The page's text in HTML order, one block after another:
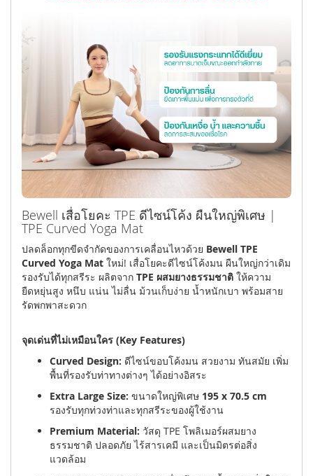
Bewell เสื่อโยคะ TPE ดีไซน์โค้ง ผืนใหญ่พิเศษ |
TPE Curved Yoga Mat
ปลดล็อกทุกขีดจำกัดของการเคลื่อนไหวด้วย Bewell TPE
Curved Yoga Mat ใหม่! เสื่อโยคะดีไซน์โค้งมน ผืนใหญ่กว่าเดิม
รองรับได้ทุกสรีระ ผลิตจาก TPE ผสมยางธรรมชาติ ให้ความ
ยืดหยุ่นสูง หนึบ แน่น ไม่ลื่น ม้วนเก็บง่าย น้ำหนักเบา พร้อมสาย
รัดพกพาสะดวก
จุดเด่นที่ไม่เหมือนใคร (Key Features)
Curved Design: ดีไซน์ขอบโค้งมน สวยงาม ทันสมัย เพิ่ม
พื้นที่รองรับท่าทางต่างๆ ได้อย่างอิสระ
Extra Large Size: ขนาดใหญ่พิเศษ 195 x 70.5 cm
รองรับทุกท่วงท่าและทุกสรีระของผู้ใช้งาน
Premium Material: วัสดุ TPE โพลิเมอร์ผสมยาง
ธรรมชาติ ปลอดภัย ไร้สารเคมี และเป็นมิตรต่อสิ่ง
แวดล้อม